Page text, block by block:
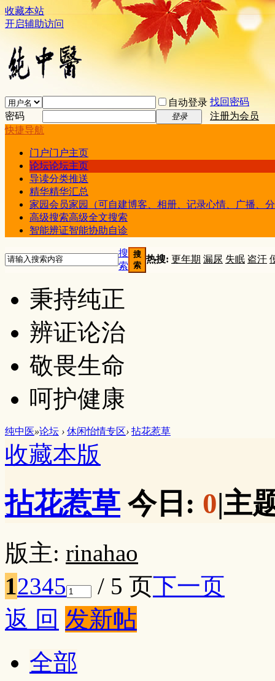
收藏本站
开启辅助访问
自动登录 找回密码
密码
登录
注册为会员
快捷导航
门户门户主页
论坛论坛主页
导读分类推送
精华精华汇总
家园会员家园（可自建博客、相册、记录心情、广播、
高级搜索高级全文搜索
智能辨证智能协助自诊
搜
索
搜
索
热搜: 更年期 漏尿 失眠 盗汗
秉持纯正
辨证论治
敬畏生命
呵护健康
纯中医»论坛 › 休闲怡情专区› 拈花惹草
收藏本版
拈花惹草 今日: 0|主
版主: rinahao
12345 / 5 页下一页
返 回 发新帖
全部